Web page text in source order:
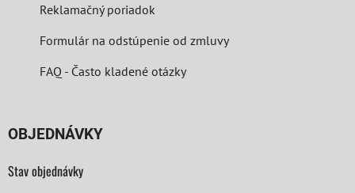
Reklamačný poriadok
Formulár na odstúpenie od zmluvy
FAQ - Často kladené otázky
OBJEDNÁVKY
Stav objednávky